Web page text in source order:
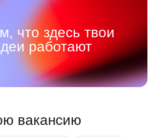
что здесь твои
работают
вакансию